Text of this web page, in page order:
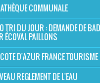
COMMUNALE
TRI DU JOUR : DEMANDE DE
ÉCOVAL PAILLONS
D'AZUR FRANCE TOURISME
REGLEMENT DE L'EAU